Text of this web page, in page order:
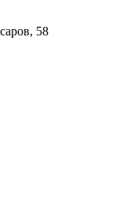
58